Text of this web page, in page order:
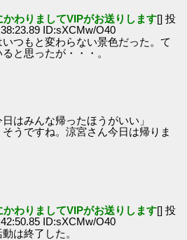
かわりましてVIPがお送りします[] 投
ID:sXCMw/O40
つもと変わらない景色だった。て
と思ったが・・・。
はみんな帰ったほうがいい」
うですね。涼宮さん今日は帰りま
かわりましてVIPがお送りします[] 投
ID:sXCMw/O40
は終了した。